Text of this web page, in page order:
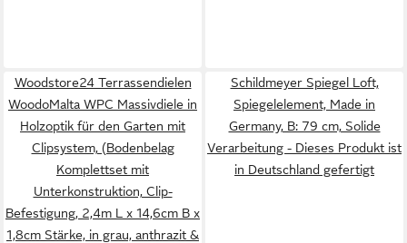
Woodstore24 Terrassendielen
WoodoMalta WPC Massivdiele in
Holzoptik für den Garten mit
Clipsystem, (Bodenbelag
Komplettset mit
Unterkonstruktion, Clip-
Befestigung, 2,4m L x 14,6cm B x
1,8cm Stärke, in grau, anthrazit &
Schildmeyer Spiegel Loft,
Spiegelelement, Made in
Germany, B: 79 cm, Solide
Verarbeitung - Dieses Produkt ist
in Deutschland gefertigt